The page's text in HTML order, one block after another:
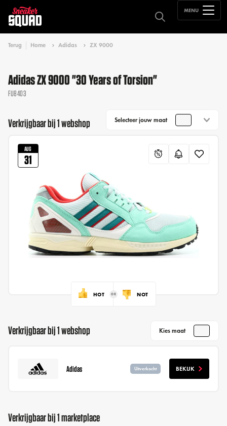
MENU
Terug Home Adidas ZX 9000
Adidas ZX 9000 "30 Years of Torsion"
FU8403
Verkrijgbaar bij 1 webshop Selecteer jouw maat
AUG
31
HOT NOT
Verkrijgbaar bij 1 webshop Kies maat
Adidas Uitverkocht BEKIJK
Verkrijgbaar bij 1 marketplace